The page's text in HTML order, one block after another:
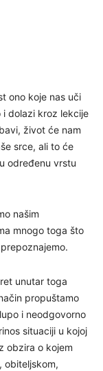
ono koje nas uči
i dolazi kroz lekcije
život će nam
srce, ali to će
određenu vrstu
našim
mnogo toga što
unutar toga
propuštamo
i neodgovorno
situaciji u kojoj
obzira o kojem
obiteljskom,